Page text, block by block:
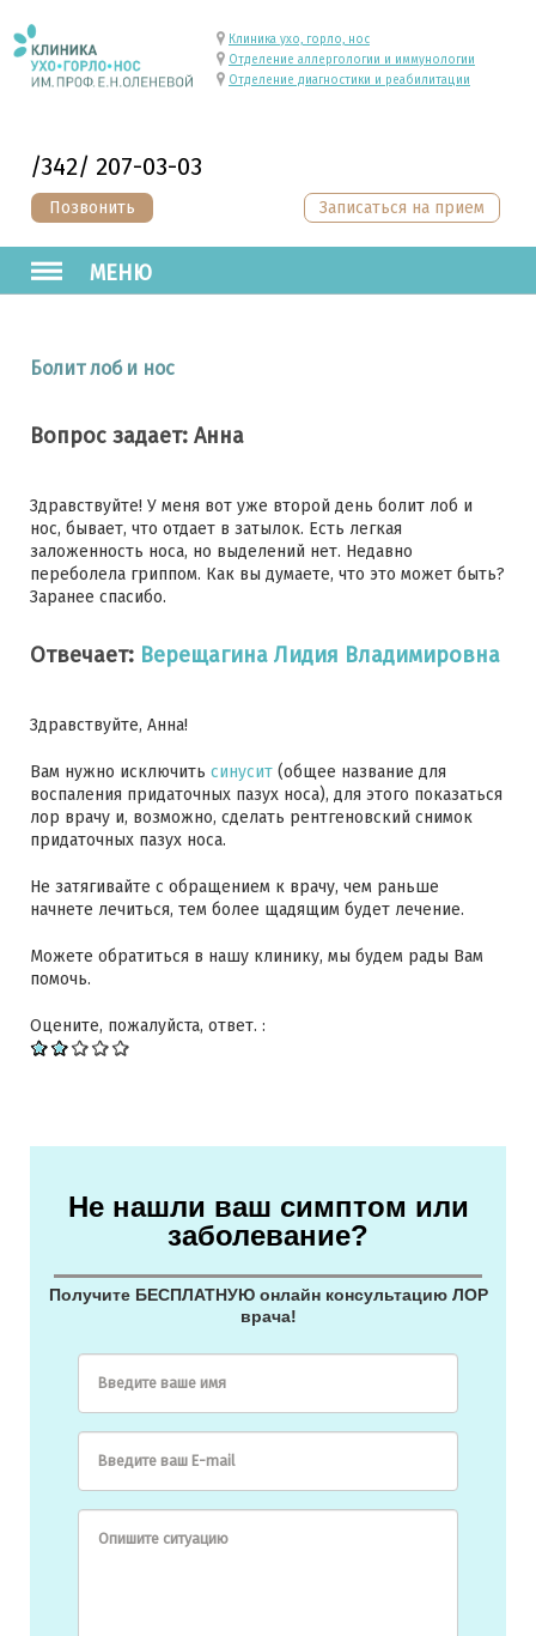
/342/ 207-03-03
Позвонить
Клиника ухо, горло, нос
Отделение аллергологии и иммунологии
Отделение диагностики и реабилитации
МЕНЮ
Записаться на прием
Болит лоб и нос
Вопрос задает: Анна
Здравствуйте! У меня вот уже второй день болит лоб и
нос, бывает, что отдает в затылок. Есть легкая
заложенность носа, но выделений нет. Недавно
переболела гриппом. Как вы думаете, что это может быть?
Заранее спасибо.
Отвечает: Верещагина Лидия Владимировна
Здравствуйте, Анна!
Вам нужно исключить синусит (общее название для
воспаления придаточных пазух носа), для этого показаться
лор врачу и, возможно, сделать рентгеновский снимок
придаточных пазух носа.
Не затягивайте с обращением к врачу, чем раньше
начнете лечиться, тем более щадящим будет лечение.
Можете обратиться в нашу клинику, мы будем рады Вам
помочь.
Оцените, пожалуйста, ответ. :
Не нашли ваш симптом или
заболевание?
Получите БЕСПЛАТНУЮ онлайн консультацию ЛОР
врача!
Введите ваше имя
Введите ваш E-mail
Опишите ситуацию